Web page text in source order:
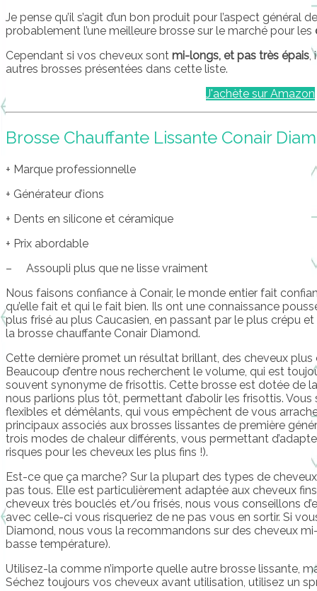
Je pense qu’il s’agit d’un bon produit pour l’aspect général
probablement l’une meilleure brosse sur le marché pour les
Cependant si vos cheveux sont mi-longs, et pas très épais,
autres brosses présentées dans cette liste.
J'achète sur Amazon
Brosse Chauffante Lissante Conair
+ Marque professionnelle
+ Générateur d’ions
+ Dents en silicone et céramique
+ Prix abordable
– Assoupli plus que ne lisse vraiment
Nous faisons confiance à Conair, le monde entier fait
qu’elle fait et qui le fait bien. Ils ont une connaissance
plus frisé au plus Caucasien, en passant par le plus crépu
la brosse chauffante Conair Diamond.
Cette dernière promet un résultat brillant, des cheveux
Beaucoup d’entre nous recherchent le volume, qui est
souvent synonyme de frisottis. Cette brosse est dotée de
nous parlions plus tôt, permettant d’abolir les frisottis.
flexibles et démêlants, qui vous empêchent de vous
principaux associés aux brosses lissantes de première
trois modes de chaleur différents, vous permettant
risques pour les cheveux les plus fins !).
Est-ce que ça marche? Sur la plupart des types de
pas tous. Elle est particulièrement adaptée aux cheveux
cheveux très bouclés et/ou frisés, nous vous conseillons
avec celle-ci vous risqueriez de ne pas vous en sortir. Si
Diamond, nous vous la recommandons sur des cheveux
basse température).
Utilisez-la comme n’importe quelle autre brosse lissante,
Séchez toujours vos cheveux avant utilisation, utilisez un